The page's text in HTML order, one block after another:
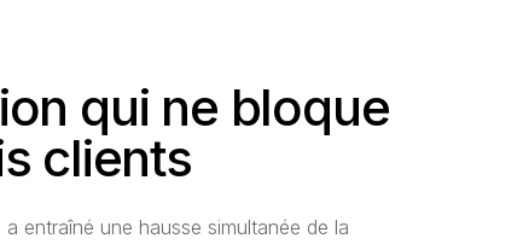
qui ne bloque
clients
entraîné une hausse simultanée de la